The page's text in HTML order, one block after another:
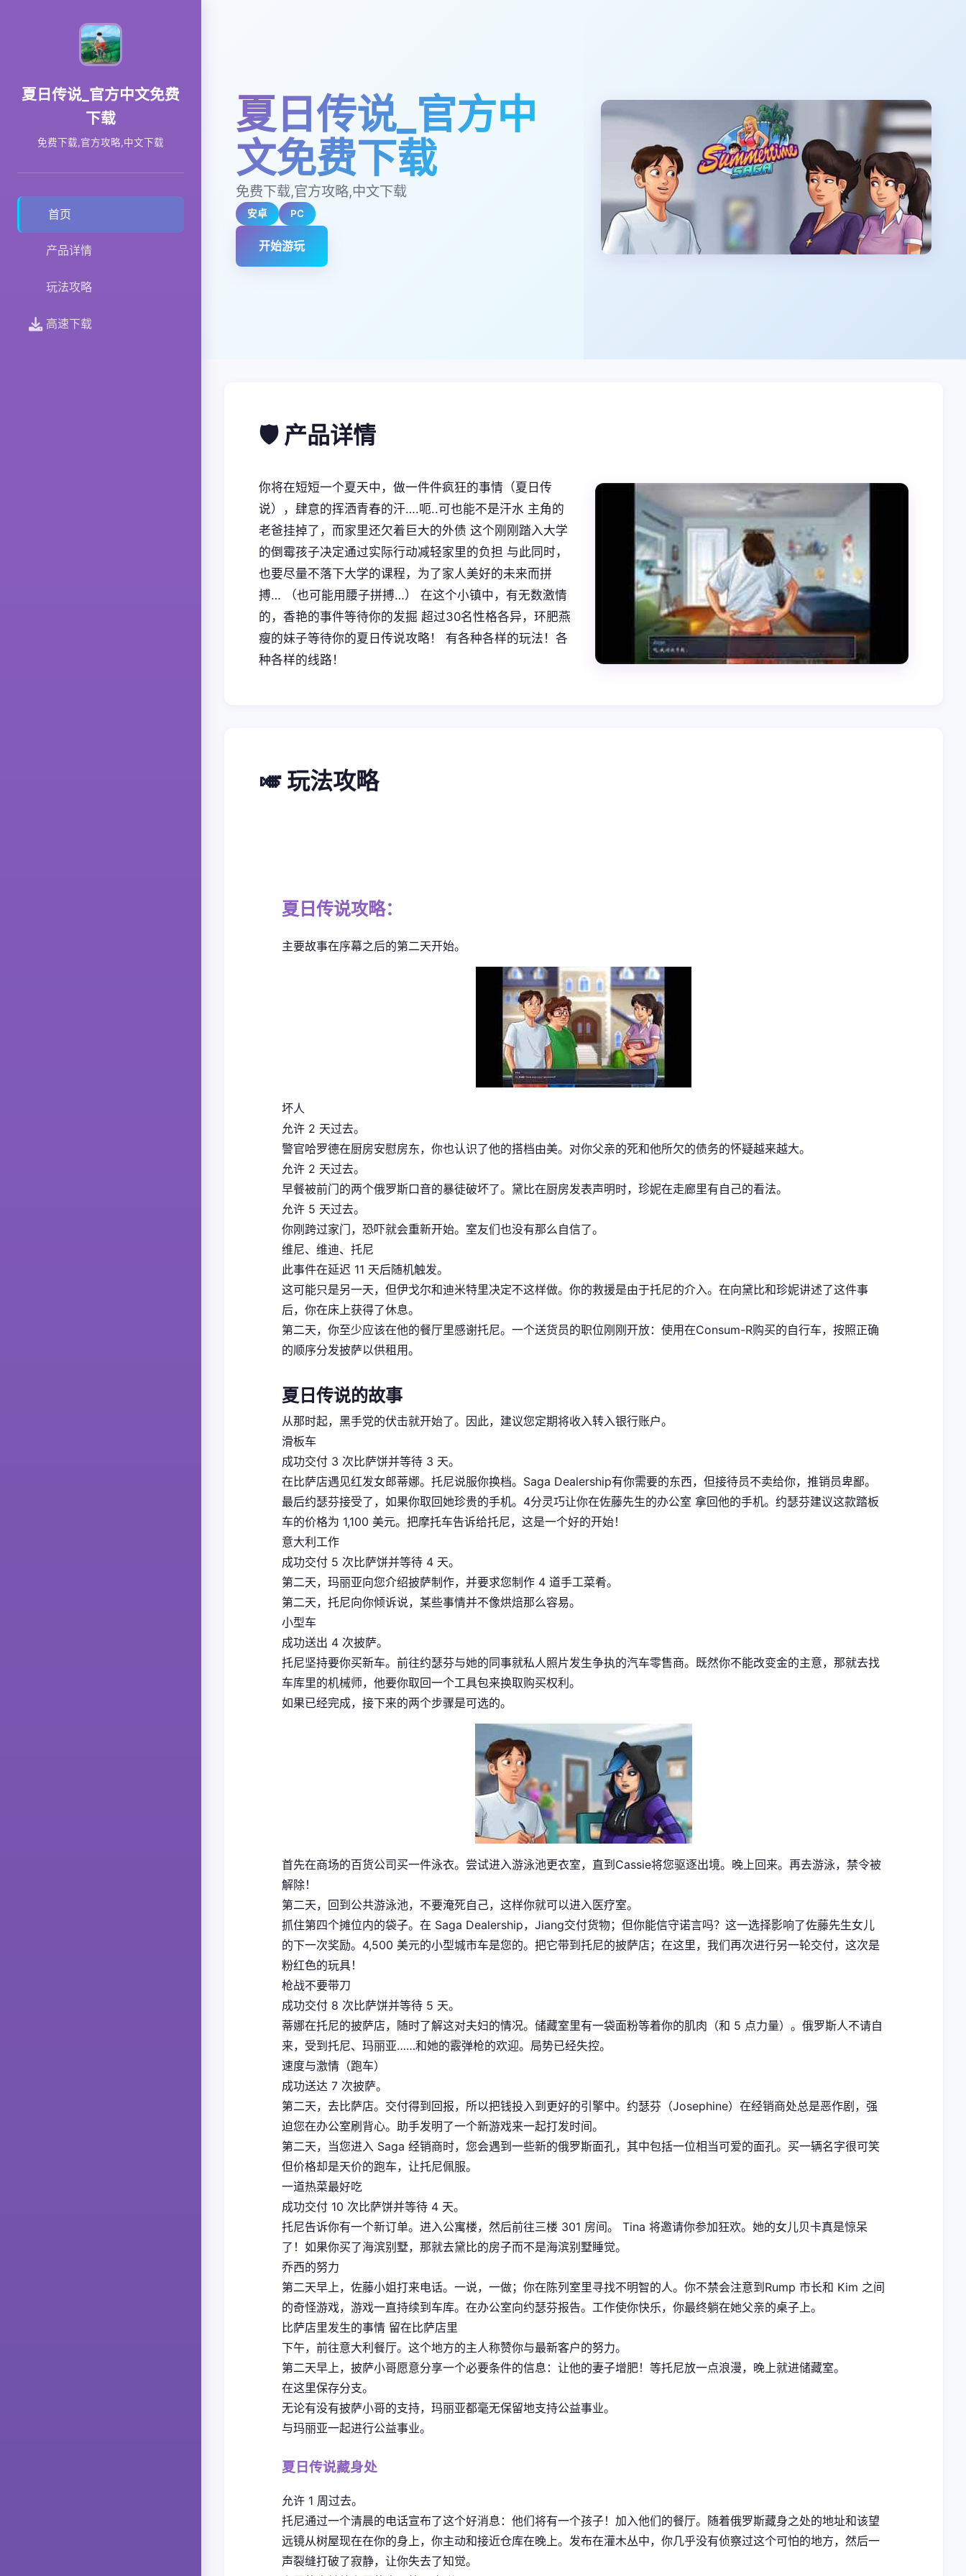
夏日传说_官方中文免费
下载
免费下载,官方攻略,中文下载
首页
产品详情
玩法攻略
高速下载
夏日传说_官方中
文免费下载
免费下载,官方攻略,中文下载
安卓 PC
开始游玩
🛡️ 产品详情
你将在短短一个夏天中，做一件件疯狂的事情（夏日传
说），肆意的挥洒青春的汗….呃..可也能不是汗水 主角的
老爸挂掉了，而家里还欠着巨大的外债 这个刚刚踏入大学
的倒霉孩子决定通过实际行动减轻家里的负担 与此同时，
也要尽量不落下大学的课程，为了家人美好的未来而拼
搏… （也可能用腰子拼搏…） 在这个小镇中，有无数激情
的，香艳的事件等待你的发掘 超过30名性格各异，环肥燕
瘦的妹子等待你的夏日传说攻略！ 有各种各样的玩法！各
种各样的线路！
🎺 玩法攻略
夏日传说攻略：
主要故事在序幕之后的第二天开始。
坏人
允许 2 天过去。
警官哈罗德在厨房安慰房东，你也认识了他的搭档由美。对你父亲的死和他所欠的债务的怀疑越来越大。
允许 2 天过去。
早餐被前门的两个俄罗斯口音的暴徒破坏了。黛比在厨房发表声明时，珍妮在走廊里有自己的看法。
允许 5 天过去。
你刚跨过家门，恐吓就会重新开始。室友们也没有那么自信了。
维尼、维迪、托尼
此事件在延迟 11 天后随机触发。
这可能只是另一天，但伊戈尔和迪米特里决定不这样做。你的救援是由于托尼的介入。在向黛比和珍妮讲述了这件事
后，你在床上获得了休息。
第二天，你至少应该在他的餐厅里感谢托尼。一个送货员的职位刚刚开放：使用在Consum-R购买的自行车，按照正确
的顺序分发披萨以供租用。
夏日传说的故事
从那时起，黑手党的伏击就开始了。因此，建议您定期将收入转入银行账户。
滑板车
成功交付 3 次比萨饼并等待 3 天。
在比萨店遇见红发女郎蒂娜。托尼说服你换档。Saga Dealership有你需要的东西，但接待员不卖给你，推销员卑鄙。
最后约瑟芬接受了，如果你取回她珍贵的手机。4分灵巧让你在佐藤先生的办公室 拿回他的手机。约瑟芬建议这款踏板
车的价格为 1,100 美元。把摩托车告诉给托尼，这是一个好的开始！
意大利工作
成功交付 5 次比萨饼并等待 4 天。
第二天，玛丽亚向您介绍披萨制作，并要求您制作 4 道手工菜肴。
第二天，托尼向你倾诉说，某些事情并不像烘焙那么容易。
小型车
成功送出 4 次披萨。
托尼坚持要你买新车。前往约瑟芬与她的同事就私人照片发生争执的汽车零售商。既然你不能改变金的主意，那就去找
车库里的机械师，他要你取回一个工具包来换取购买权利。
如果已经完成，接下来的两个步骤是可选的。
首先在商场的百货公司买一件泳衣。尝试进入游泳池更衣室，直到Cassie将您驱逐出境。晚上回来。再去游泳，禁令被
解除！
第二天，回到公共游泳池，不要淹死自己，这样你就可以进入医疗室。
抓住第四个摊位内的袋子。在 Saga Dealership，Jiang交付货物；但你能信守诺言吗？这一选择影响了佐藤先生女儿
的下一次奖励。4,500 美元的小型城市车是您的。把它带到托尼的披萨店；在这里，我们再次进行另一轮交付，这次是
粉红色的玩具！
枪战不要带刀
成功交付 8 次比萨饼并等待 5 天。
蒂娜在托尼的披萨店，随时了解这对夫妇的情况。储藏室里有一袋面粉等着你的肌肉（和 5 点力量）。俄罗斯人不请自
来，受到托尼、玛丽亚……和她的霰弹枪的欢迎。局势已经失控。
速度与激情（跑车）
成功送达 7 次披萨。
第二天，去比萨店。交付得到回报，所以把钱投入到更好的引擎中。约瑟芬（Josephine）在经销商处总是恶作剧，强
迫您在办公室刷背心。助手发明了一个新游戏来一起打发时间。
第二天，当您进入 Saga 经销商时，您会遇到一些新的俄罗斯面孔，其中包括一位相当可爱的面孔。买一辆名字很可笑
但价格却是天价的跑车，让托尼佩服。
一道热菜最好吃
成功交付 10 次比萨饼并等待 4 天。
托尼告诉你有一个新订单。进入公寓楼，然后前往三楼 301 房间。 Tina 将邀请你参加狂欢。她的女儿贝卡真是惊呆
了！如果你买了海滨别墅，那就去黛比的房子而不是海滨别墅睡觉。
乔西的努力
第二天早上，佐藤小姐打来电话。一说，一做；你在陈列室里寻找不明智的人。你不禁会注意到Rump 市长和 Kim 之间
的奇怪游戏，游戏一直持续到车库。在办公室向约瑟芬报告。工作使你快乐，你最终躺在她父亲的桌子上。
比萨店里发生的事情 留在比萨店里
下午，前往意大利餐厅。这个地方的主人称赞你与最新客户的努力。
第二天早上，披萨小哥愿意分享一个必要条件的信息：让他的妻子增肥！等托尼放一点浪漫，晚上就进储藏室。
在这里保存分支。
无论有没有披萨小哥的支持，玛丽亚都毫无保留地支持公益事业。
与玛丽亚一起进行公益事业。
夏日传说藏身处
允许 1 周过去。
托尼通过一个清晨的电话宣布了这个好消息：他们将有一个孩子！加入他们的餐厅。随着俄罗斯藏身之处的地址和该望
远镜从树屋现在在你的身上，你主动和接近仓库在晚上。发布在灌木丛中，你几乎没有侦察过这个可怕的地方，然后一
声裂缝打破了寂静，让你失去了知觉。